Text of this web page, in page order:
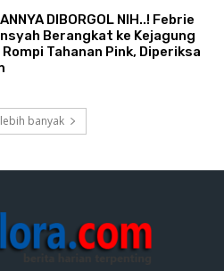
DIBORGOL NIH..! Febrie
Berangkat ke Kejagung
Rompi Tahanan Pink, Diperiksa
banyak